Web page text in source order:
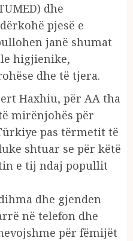
dhe
pjesë e
janë shumat
higjienike,
dhe të tjera.
Haxhiu, për AA tha
mirënjohës për
pas tërmetit të
shtuar se për këtë
e tij ndaj popullit
dhe gjenden
në telefon dhe
për fëmijët